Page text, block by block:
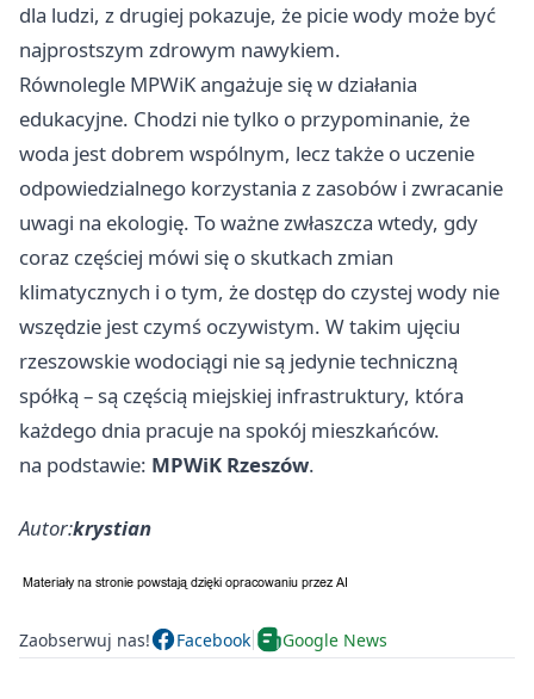
dla ludzi, z drugiej pokazuje, że picie wody może być
najprostszym zdrowym nawykiem.
Równolegle MPWiK angażuje się w działania
edukacyjne. Chodzi nie tylko o przypominanie, że
woda jest dobrem wspólnym, lecz także o uczenie
odpowiedzialnego korzystania z zasobów i zwracanie
uwagi na ekologię. To ważne zwłaszcza wtedy, gdy
coraz częściej mówi się o skutkach zmian
klimatycznych i o tym, że dostęp do czystej wody nie
wszędzie jest czymś oczywistym. W takim ujęciu
rzeszowskie wodociągi nie są jedynie techniczną
spółką – są częścią miejskiej infrastruktury, która
każdego dnia pracuje na spokój mieszkańców.
na podstawie: MPWiK Rzeszów.
Autor:krystian
Zaobserwuj nas! Facebook Google News